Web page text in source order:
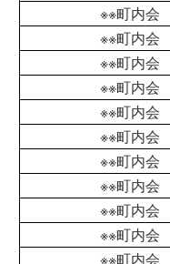
※※町内会
※※町内会
※※町内会
※※町内会
※※町内会
※※町内会
※※町内会
※※町内会
※※町内会
※※町内会
※※町内会